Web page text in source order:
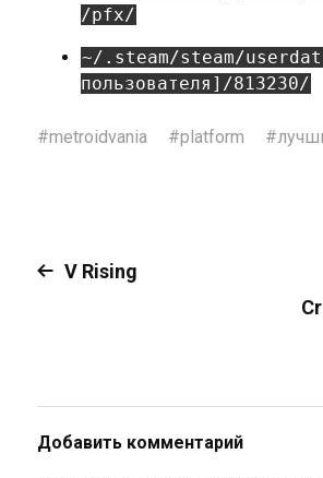
/pfx/
~/.steam/steam/
пользователя]/813230/
#metroidvania #platform #
V Rising
Добавить комментарий